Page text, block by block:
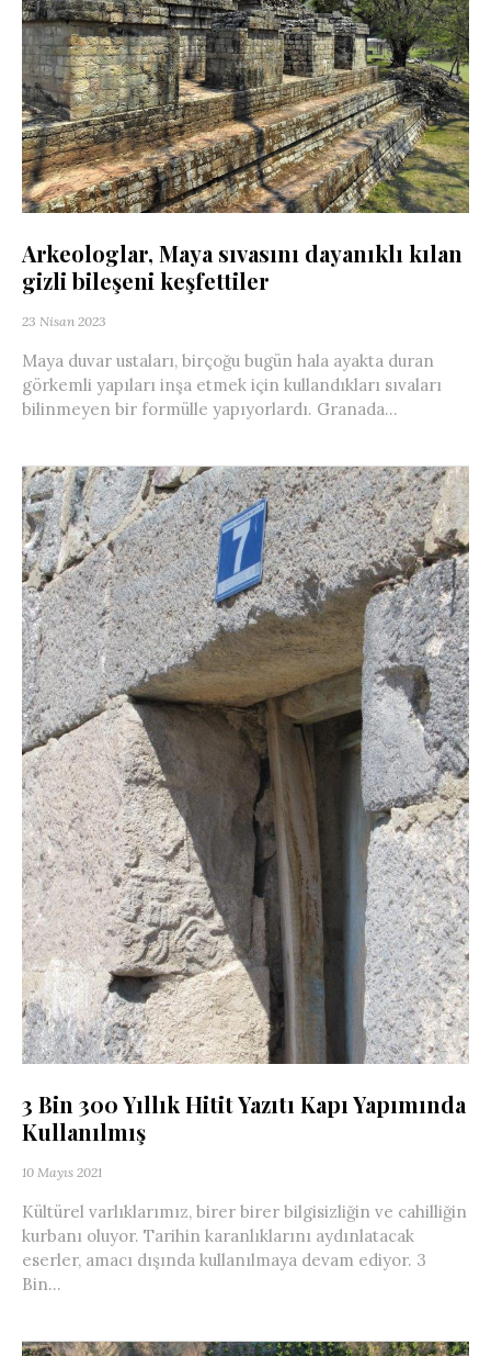
Arkeologlar, Maya sıvasını dayanıklı kılan
gizli bileşeni keşfettiler
23 Nisan 2023
Maya duvar ustaları, birçoğu bugün hala ayakta duran
görkemli yapıları inşa etmek için kullandıkları sıvaları
bilinmeyen bir formülle yapıyorlardı. Granada...
3 Bin 300 Yıllık Hitit Yazıtı Kapı Yapımında
Kullanılmış
10 Mayıs 2021
Kültürel varlıklarımız, birer birer bilgisizliğin ve cahilliğin
kurbanı oluyor. Tarihin karanlıklarını aydınlatacak
eserler, amacı dışında kullanılmaya devam ediyor. 3
Bin...